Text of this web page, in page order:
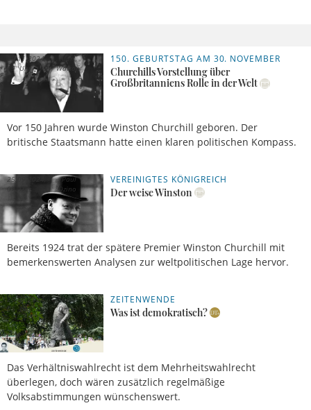
150. GEBURTSTAG AM 30. NOVEMBER
Churchills Vorstellung über
Großbritanniens Rolle in der Welt
Vor 150 Jahren wurde Winston Churchill geboren. Der
britische Staatsmann hatte einen klaren politischen Kompass.
29.11.2024,
19 Uhr
Alan
Watson
VEREINIGTES KÖNIGREICH
Der weise Winston
Bereits 1924 trat der spätere Premier Winston Churchill mit
bemerkenswerten Analysen zur weltpolitischen Lage hervor.
25.09.2024,
07 Uhr
Paul
Dzino
ZEITENWENDE
Was ist demokratisch?
Das Verhältniswahlrecht ist dem Mehrheitswahlrecht
überlegen, doch wären zusätzlich regelmäßige
Volksabstimmungen wünschenswert.
28.07.2024,
05 Uhr
Paul
Dzino